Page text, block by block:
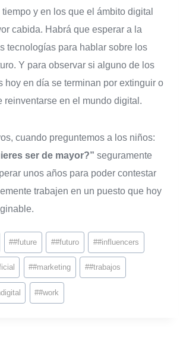
y en los que el ámbito digital
cabida. Habrá que esperar a la
tecnologías para hablar sobre los
Y para observar si alguno de los
hoy en día se terminan por extinguir o
reinventarse en el mundo digital.
cuando preguntemos a los niños:
ser de mayor?” seguramente
unos años para poder contestar
trabajen en un puesto que hoy
##future ##futuro ##influencers
##marketing ##trabajos
##work